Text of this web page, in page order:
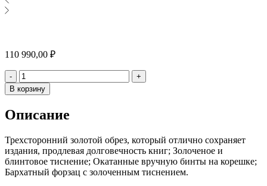
110 990,00 ₽
- Количество
+
В корзину
Описание
Трехсторонний золотой обрез, который отлично сохраняет
издания, продлевая долговечность книг; Золоченое и
блинтовое тиснение; Окатанные вручную бинты на корешке;
Бархатный форзац с золоченным тиснением.